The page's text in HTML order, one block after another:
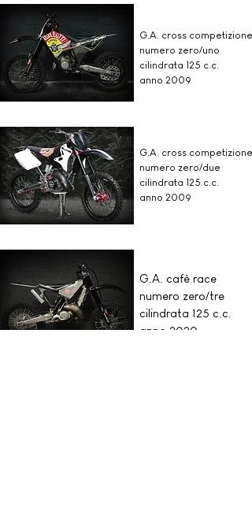
G.A. cross competizione
numero zero/uno
cilindrata 125 c.c.
anno 2009
G.A. cross competizione
numero zero/due
cilindrata 125 c.c.
anno 2009
G.A. cafè race
numero zero/tre
cilindrata 125 c.c.
anno 2020